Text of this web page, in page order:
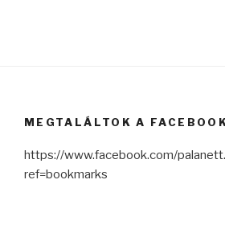
MEGTALÁLTOK A
https://www.facebook.com/
ref=bookmarks